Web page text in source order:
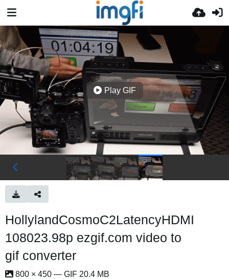
Play GIF
HollylandCosmoC2LatencyHDMI
108023.98p ezgif.com video to
gif converter
800 × 450 — GIF 20.4 MB